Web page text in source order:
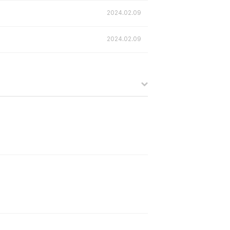
2024.02.09
2024.02.09